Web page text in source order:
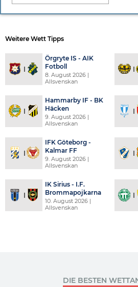
Weitere Wett Tipps
Örgryte IS - AIK
Fotboll
8. August 2026 |
Allsvenskan
Hammarby IF - BK
Häcken
9. August 2026 |
Allsvenskan
IFK Göteborg -
Kalmar FF
9. August 2026 |
Allsvenskan
IK Sirius - I.F.
Brommapojkarna
10. August 2026 |
Allsvenskan
DIE BESTEN